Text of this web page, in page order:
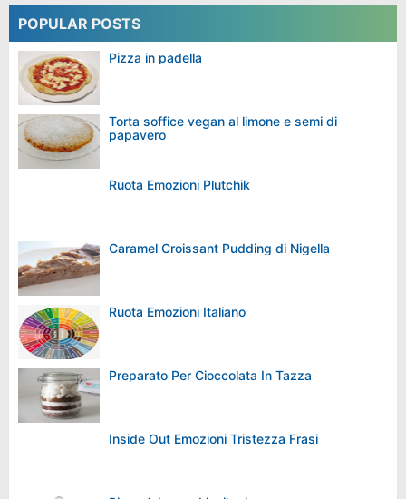
POPULAR POSTS
Pizza in padella
Torta soffice vegan al limone e semi di
papavero
Ruota Emozioni Plutchik
Caramel Croissant Pudding di Nigella
Ruota Emozioni Italiano
Preparato Per Cioccolata In Tazza
Inside Out Emozioni Tristezza Frasi